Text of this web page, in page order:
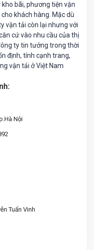
bãi, phương tiện vận
khách hàng. Mặc dù
vận tải còn lại nhưng với
cứ vào nhu cầu của thị
ty tin tưởng trong thời
định, tính cạnh trang,
vận tải ở Việt Nam
Nội
Tuấn Vinh